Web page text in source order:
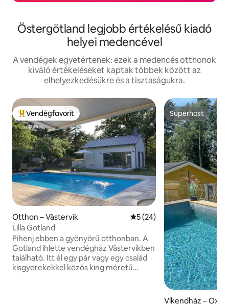
Östergötland legjobb értékelésű kiadó
helyei medencével
A vendégek egyetértenek: ezek a medencés otthonok
kiváló értékeléseket kaptak többek között az
elhelyezkedésükre és a tisztaságukra.
Kiemelt vendégfavorit
Vendégfavorit
Otthon – Västervik Átlagos értékelés: 5/5, 24
5 (24)
Lilla Gotland
Pihenj ebben a gyönyörű otthonban. A
Gotland ihlette vendégház Västervikben
található. Itt él egy pár vagy egy család
kisgyerekekkel közös king méretű
Superhost
Superhost
Víkendház –